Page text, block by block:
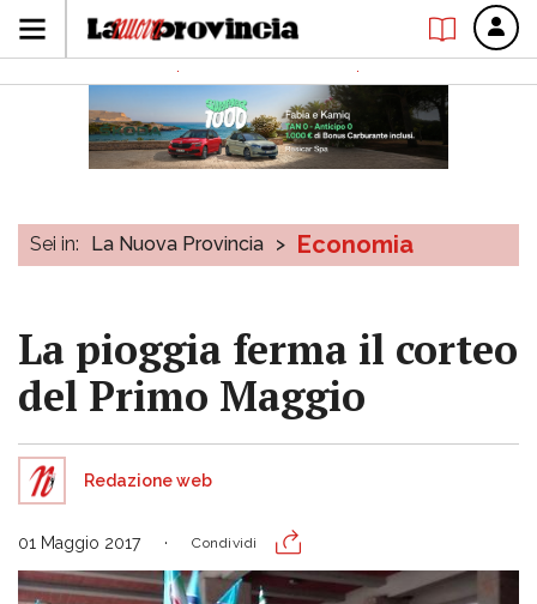
Sei in: La Nuova Provincia > Economia
La pioggia ferma il corteo
del Primo Maggio
Redazione web
01 Maggio 2017 Condividi